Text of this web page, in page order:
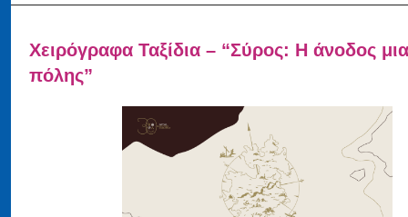
Χειρόγραφα Ταξίδια – “Σύρος: Η άνοδος
πόλης”